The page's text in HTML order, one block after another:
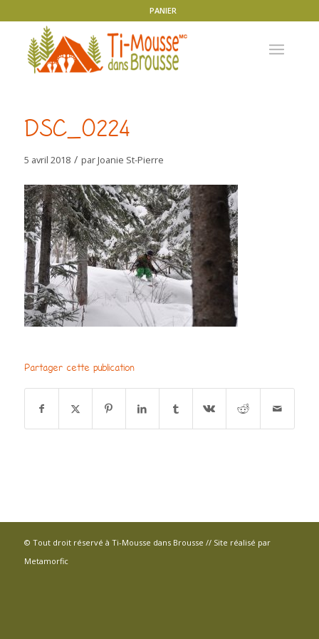
PANIER
DSC_0224
5 avril 2018 / parJoanie St-Pierre
Partager cette publication
© Tout droit réservé à Ti-Mousse dans Brousse // Site réalisé par
Metamorfic